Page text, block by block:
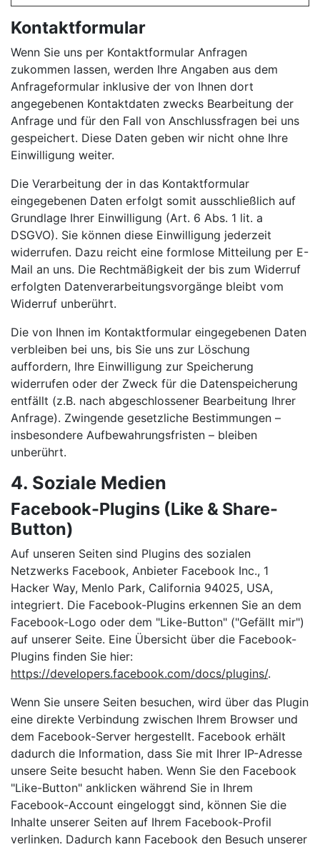
Kontaktformular
Wenn Sie uns per Kontaktformular Anfragen
zukommen lassen, werden Ihre Angaben aus dem
Anfrageformular inklusive der von Ihnen dort
angegebenen Kontaktdaten zwecks Bearbeitung der
Anfrage und für den Fall von Anschlussfragen bei uns
gespeichert. Diese Daten geben wir nicht ohne Ihre
Einwilligung weiter.
Die Verarbeitung der in das Kontaktformular
eingegebenen Daten erfolgt somit ausschließlich auf
Grundlage Ihrer Einwilligung (Art. 6 Abs. 1 lit. a
DSGVO). Sie können diese Einwilligung jederzeit
widerrufen. Dazu reicht eine formlose Mitteilung per E-
Mail an uns. Die Rechtmäßigkeit der bis zum Widerruf
erfolgten Datenverarbeitungsvorgänge bleibt vom
Widerruf unberührt.
Die von Ihnen im Kontaktformular eingegebenen Daten
verbleiben bei uns, bis Sie uns zur Löschung
auffordern, Ihre Einwilligung zur Speicherung
widerrufen oder der Zweck für die Datenspeicherung
entfällt (z.B. nach abgeschlossener Bearbeitung Ihrer
Anfrage). Zwingende gesetzliche Bestimmungen –
insbesondere Aufbewahrungsfristen – bleiben
unberührt.
4. Soziale Medien
Facebook-Plugins (Like & Share-
Button)
Auf unseren Seiten sind Plugins des sozialen
Netzwerks Facebook, Anbieter Facebook Inc., 1
Hacker Way, Menlo Park, California 94025, USA,
integriert. Die Facebook-Plugins erkennen Sie an dem
Facebook-Logo oder dem "Like-Button" ("Gefällt mir")
auf unserer Seite. Eine Übersicht über die Facebook-
Plugins finden Sie hier:
https://developers.facebook.com/docs/plugins/.
Wenn Sie unsere Seiten besuchen, wird über das Plugin
eine direkte Verbindung zwischen Ihrem Browser und
dem Facebook-Server hergestellt. Facebook erhält
dadurch die Information, dass Sie mit Ihrer IP-Adresse
unsere Seite besucht haben. Wenn Sie den Facebook
"Like-Button" anklicken während Sie in Ihrem
Facebook-Account eingeloggt sind, können Sie die
Inhalte unserer Seiten auf Ihrem Facebook-Profil
verlinken. Dadurch kann Facebook den Besuch unserer